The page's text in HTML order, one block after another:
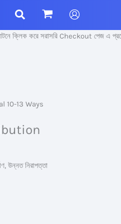
করে সরাসরি Checkout পেজ এ প্রবেশ
10-13 Ways
নিরাপত্তা